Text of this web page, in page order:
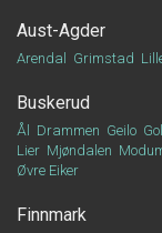
Aust-Agder
Arendal Grimstad
Buskerud
Ål Drammen Geilo Gol
Lier Mjøndalen
Øvre Eiker
Finnmark